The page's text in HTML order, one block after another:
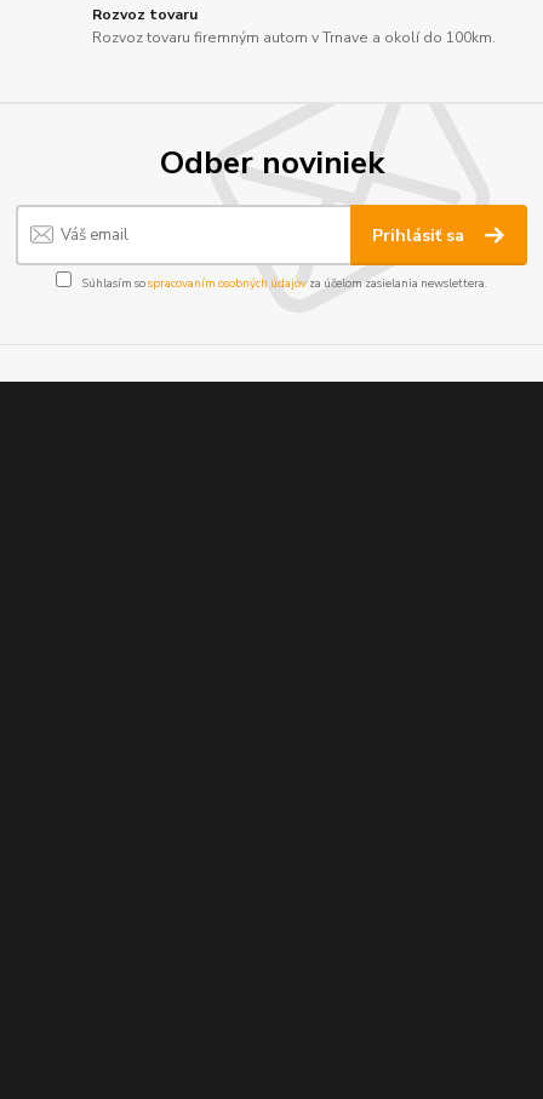
Rozvoz tovaru
Rozvoz tovaru firemným autom v Trnave a okolí do 100km.
Odber noviniek
Prihlásiť sa
Súhlasím sospracovaním osobných údajov za účelom zasielania newslettera.